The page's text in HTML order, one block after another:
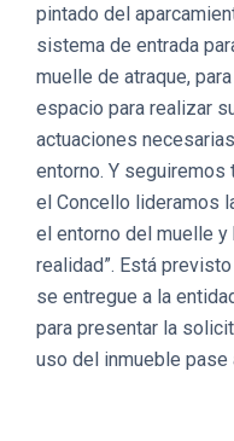
pintado del
sistema de entrada
muelle de atraque,
espacio para realizar
actuaciones
entorno. Y seguiremos
el Concello lideramos
el entorno del muelle y
realidad”. Está
se entregue a la
para presentar la
uso del inmueble pase